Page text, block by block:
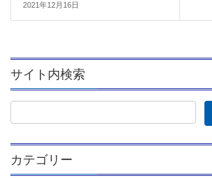
2021年12月16日
サイト内検索
カテゴリー